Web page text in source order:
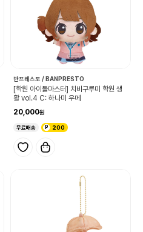
반프레스토 / BANPRESTO
[학원 아이돌마스터] 치비구루미 학원 생
활 vol.4 C: 하나미 우메
20,000
무료배송 200